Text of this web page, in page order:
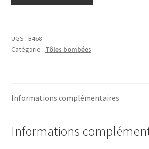
de
Toros
UGS : B468
Catégorie : Tôles bombées
Informations complémentaires
Informations